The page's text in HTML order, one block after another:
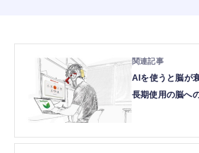
AIを使うと脳が
長期使用の脳へ